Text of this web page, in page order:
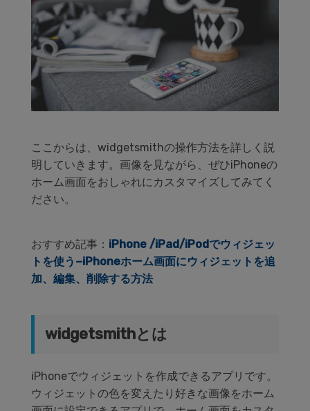
ここからは、widgetsmithの操作方法を詳しく説
明していきます。画像を見ながら、ぜひiPhoneの
ホーム画面をおしゃれにカスタマイズしてみてく
ださい。
おすすめ記事： iPhone /iPad/iPodでウィジェッ
トを使う−iPhoneホーム画面にウィジェットを追
加、編集、削除する方法
widgetsmithとは
iPhoneでウィジェットを作成できるアプリです。
ウィジェットの色を変えたり好きな画像をホーム